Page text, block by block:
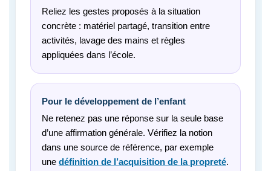
Reliez les gestes proposés à la situation
concrète : matériel partagé, transition entre
activités, lavage des mains et règles
appliquées dans l’école.
Pour le développement de l’enfant
Ne retenez pas une réponse sur la seule base
d’une affirmation générale. Vérifiez la notion
dans une source de référence, par exemple
une définition de l’acquisition de la propreté.